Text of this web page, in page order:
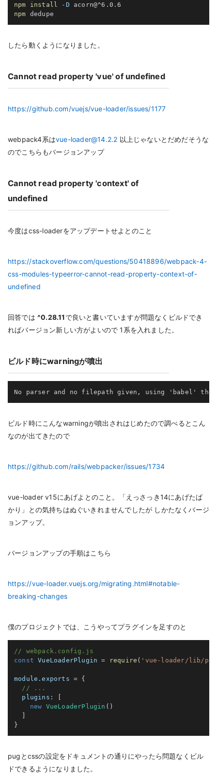
npm install -D
npm dedupe
したら動くようになりました。
Cannot read property 'vue' of undefined
https://github.com/vuejs/vue-loader/issues/1177
webpack4系はvue-loader@14.2.2 以上じゃないとだめだそうな
のでこちらもバージョンアップ
Cannot read property 'context' of
undefined
今度はcss-loaderをアップデートせよとのこと
https://stackoverflow.com/questions/50418896/webpack-4-
css-modules-typeerror-cannot-read-property-context-of-
undefined
回答では ^0.28.11で良いと書いていますが問題なくビルドでき
ればバージョン新しい方がよいので 1系を入れました。
ビルド時にwarningが噴出
No parser and no filepath given, using 'babel'
ビルド時にこんなwarningが噴出されはじめたので調べるとこん
なのが出てきたので
https://github.com/rails/webpacker/issues/1734
vue-loader v15にあげよとのこと。「えっさっき14にあげたば
かり」との気持ちはぬぐいきれませんでしたが しかたなくバージ
ョンアップ。
バージョンアップの手順はこちら
https://vue-loader.vuejs.org/migrating.html#notable-
breaking-changes
僕のプロジェクトでは、こうやってプラグインを足すのと
// webpack.config.js
const VueLoaderPlugin = require ( 'vue-loader/lib/
module .exports = {
// ...
plugins :
new VueLoaderPlugin ( )
}
pugとcssの設定をドキュメントの通りにやったら問題なくビル
ドできるようになりました。